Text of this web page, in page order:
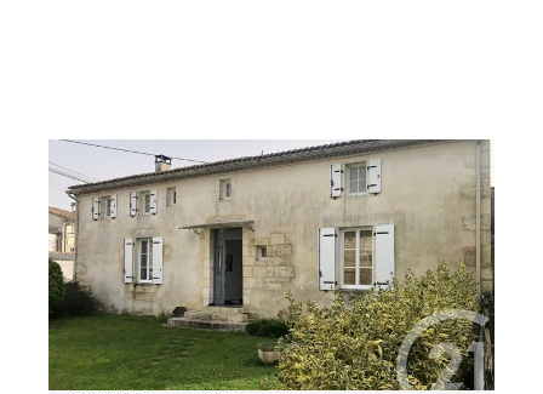
CORME ROYAL 17
148,88 m2, 5 pièces
Ref : 4547
Maison à vendre
312 000 €
À vendre à CORME ROYAL (17600) 10 min de